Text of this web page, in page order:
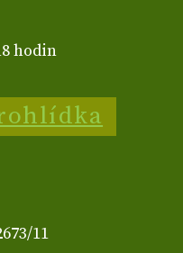
hodin
11